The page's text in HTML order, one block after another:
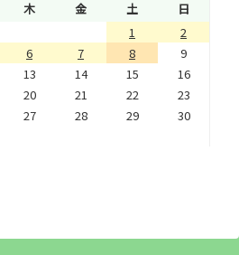
木 金 土
日
1
2
6 7 8
9
13 14 15
16
20 21 22
23
27 28 29
30